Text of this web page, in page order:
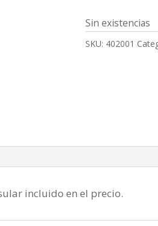
Sin existencias
SKU: 402001
incluido en el precio.